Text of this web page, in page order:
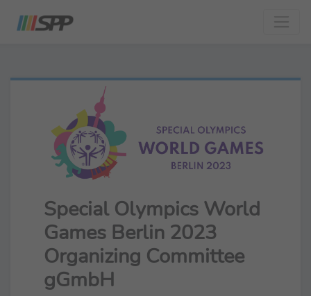
Special Olympics World
Games Berlin 2023
Organizing Committee
gGmbH